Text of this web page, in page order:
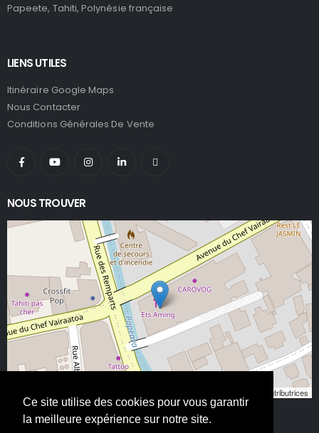
Ce site utilise des cookies pour vous garantir
la meilleure expérience sur notre site.
Papeete, Tahiti, Polynésie française
LIENS UTILES
Itinéraire Google Maps
Nous Contacter
Conditions Générales De Vente
NOUS TROUVER
contributeurs/contributrices